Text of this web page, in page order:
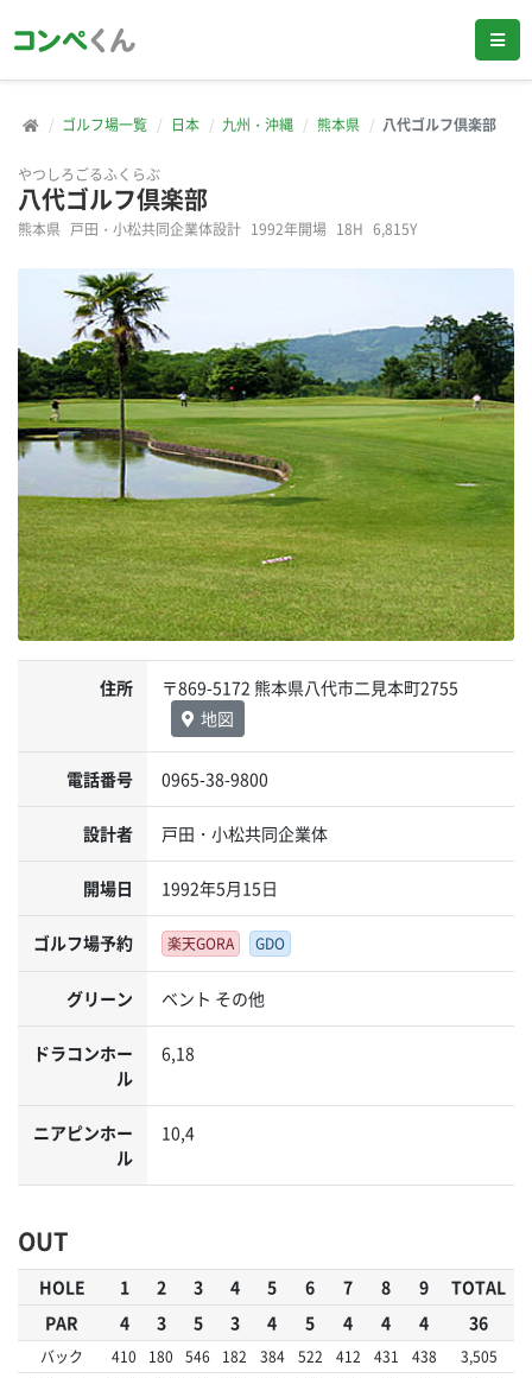
ゴルフ場一覧 日本 九州・沖縄 熊本県 八代ゴルフ倶楽部
やつしろごるふくらぶ
八代ゴルフ倶楽部
熊本県 戸田・小松共同企業体設計 1992年開場 18H 6,815Y
住所
〒869-5172 熊本県八代市二見本町2755
地図
電話番号 0965-38-9800
設計者 戸田・小松共同企業体
開場日 1992年5月15日
ゴルフ場予約 楽天GORA GDO
グリーン ベント その他
ドラコンホー
ル
6,18
ニアピンホー
ル
10,4
OUT
HOLE 1 2 3 4 5 6 7 8 9
TOTAL
PAR
4 3 5 3 4 5 4 4 4 36
バック 410 180 546 182 384 522 412 431 438
3,505